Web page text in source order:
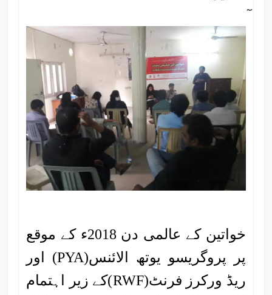
خواتین کے عالمی دن 2018ء کے موقع
پر پروگریسو یوتھ الائنس(PYA) اور
ریڈ ورکرز فرنٹ(RWF)کے زیر اہتمام